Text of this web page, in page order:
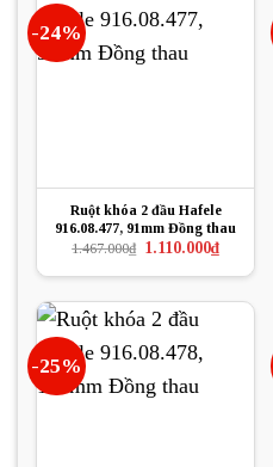
-24%
Ruột khóa 2 đầu Hafele
916.08.477, 91mm Đồng thau
1.467.000₫ Giá
là:
1.110.000₫Giá
hiện
tại
-25%